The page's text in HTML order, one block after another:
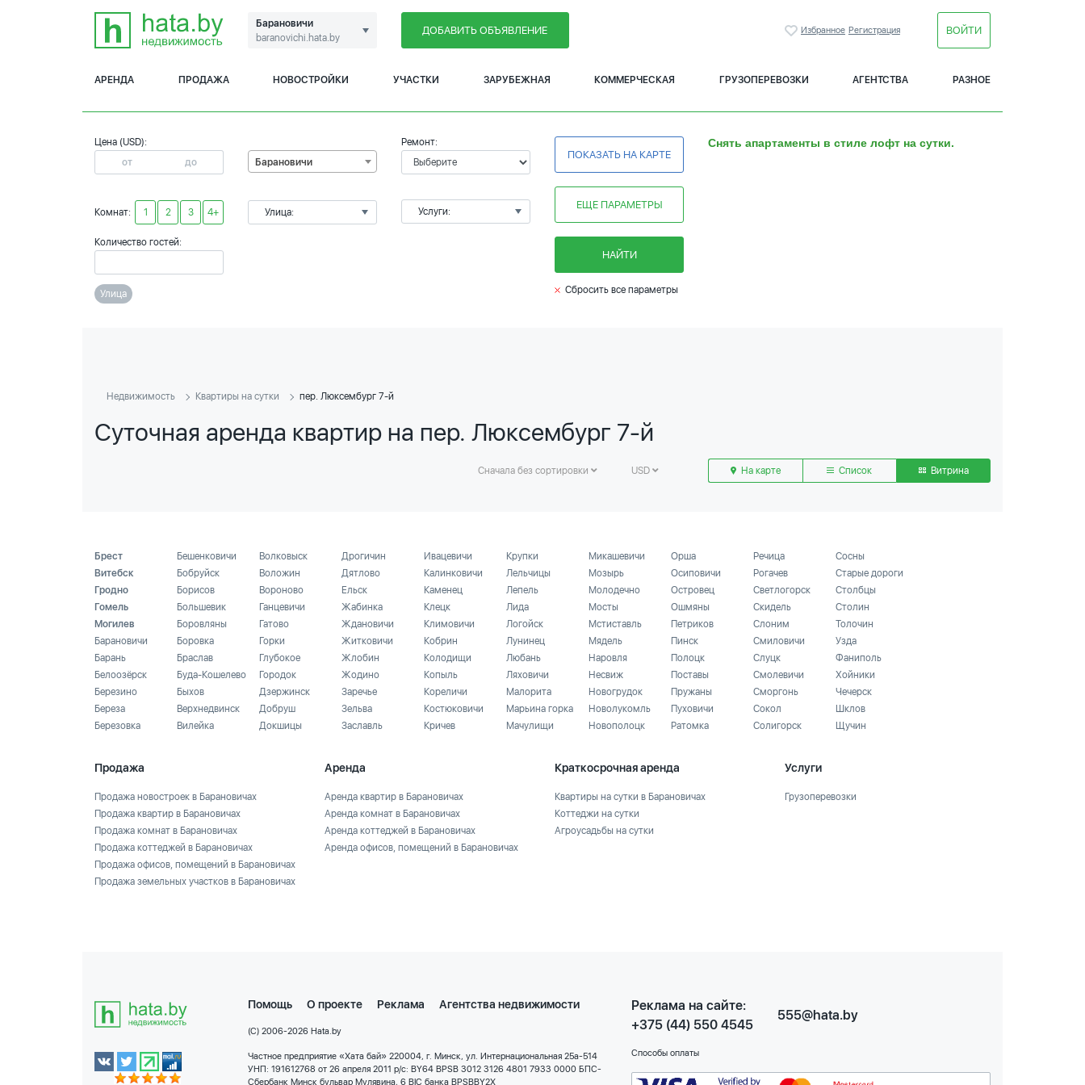
Барановичи
baranovichi.hata.by
ДОБАВИТЬ ОБЪЯВЛЕНИЕ Избранное Регистрация ВОЙТИ
АРЕНДА ПРОДАЖА НОВОСТРОЙКИ УЧАСТКИ ЗАРУБЕЖНАЯ КОММЕРЧЕСКАЯ ГРУЗОПЕРЕВОЗКИ АГЕНТСТВА РАЗНОЕ
Цена (USD):
Комнат: 1 2 3 4+
Количество гостей:
Барановичи
Улица:
Ремонт:
Услуги:
ПОКАЗАТЬ НА КАРТЕ
ЕЩЕ ПАРАМЕТРЫ
НАЙТИ
Снять апартаменты в стиле лофт на сутки.
Улица Сбросить все параметры
Недвижимость Квартиры на сутки пер. Люксембург 7-й
Суточная аренда квартир на пер. Люксембург 7-й
Сначала без сортировки USD На карте Список Витрина
Брест
Витебск
Гродно
Гомель
Могилев
Барановичи
Барань
Белоозёрск
Березино
Береза
Березовка
Бешенковичи
Бобруйск
Борисов
Большевик
Боровляны
Боровка
Браслав
Буда-Кошелево
Быхов
Верхнедвинск
Вилейка
Волковыск
Воложин
Вороново
Ганцевичи
Гатово
Горки
Глубокое
Городок
Дзержинск
Добруш
Докшицы
Дрогичин
Дятлово
Ельск
Жабинка
Ждановичи
Житковичи
Жлобин
Жодино
Заречье
Зельва
Заславль
Ивацевичи
Калинковичи
Каменец
Клецк
Климовичи
Кобрин
Колодищи
Копыль
Кореличи
Костюковичи
Кричев
Крупки
Лельчицы
Лепель
Лида
Логойск
Лунинец
Любань
Ляховичи
Малорита
Марьина горка
Мачулищи
Микашевичи
Мозырь
Молодечно
Мосты
Мстиставль
Мядель
Наровля
Несвиж
Новогрудок
Новолукомль
Новополоцк
Орша
Осиповичи
Островец
Ошмяны
Петриков
Пинск
Полоцк
Поставы
Пружаны
Пуховичи
Ратомка
Речица
Рогачев
Светлогорск
Скидель
Слоним
Смиловичи
Слуцк
Смолевичи
Сморгонь
Сокол
Солигорск
Сосны
Старые дороги
Столбцы
Столин
Толочин
Узда
Фаниполь
Хойники
Чечерск
Шклов
Щучин
Продажа
Продажа новостроек в Барановичах
Продажа квартир в Барановичах
Продажа комнат в Барановичах
Продажа коттеджей в Барановичах
Продажа офисов, помещений в Барановичах
Продажа земельных участков в Барановичах
Аренда
Аренда квартир в Барановичах
Аренда комнат в Барановичах
Аренда коттеджей в Барановичах
Аренда офисов, помещений в Барановичах
Краткосрочная аренда
Квартиры на сутки в Барановичах
Коттеджи на сутки
Агроусадьбы на сутки
Услуги
Грузоперевозки
Помощь О проекте Реклама Агентства недвижимости
(C) 2006-2026 Hata.by
Частное предприятие «Хата бай» 220004, г. Минск, ул. Интернациональная 25а-514
УНП: 191612768 от 26 апреля 2011 р/с: BY64 BPSB 3012 3126 4801 7933 0000 БПС-
Сбербанк Минск бульвар Мулявина, 6 BIC банка BPSBBY2X
Реклама на сайте:
+375 (44) 550 4545
555@hata.by
Способы оплаты